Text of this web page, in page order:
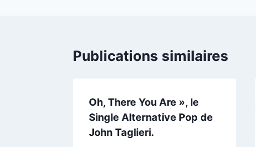
Publications similaires
Oh, There You Are », le
Single Alternative Pop de
John Taglieri.